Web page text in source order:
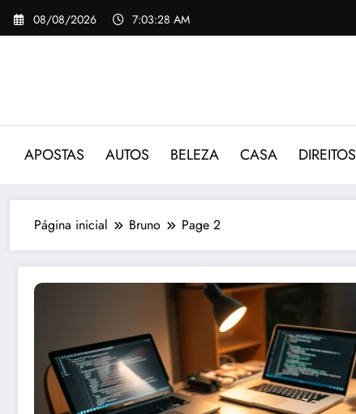
Pular
para
08/08/2026 7:03:30 AM
APOSTAS AUTOS BELEZA CASA DIREITOS
Página inicial Bruno Page 2